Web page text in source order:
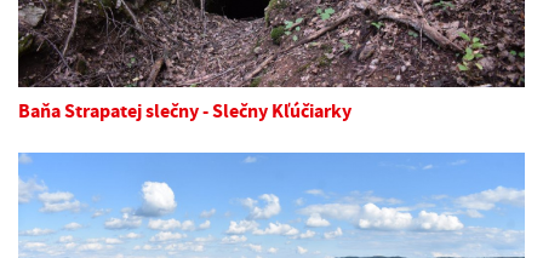
Baňa Strapatej slečny - Slečny Kľúčiarky